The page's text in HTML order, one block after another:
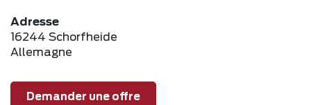
Adresse
16244 Schorfheide
Allemagne
Demander une offre